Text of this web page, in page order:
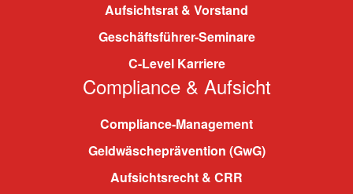
Aufsichtsrat & Vorstand
Geschäftsführer-Seminare
C-Level Karriere
Compliance & Aufsicht
Compliance-Management
Geldwäscheprävention (GwG)
Aufsichtsrecht & CRR